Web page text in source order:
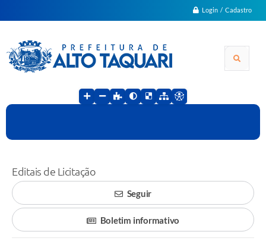
Login / Cadastro
Editais de Licitação
Seguir
Boletim informativo